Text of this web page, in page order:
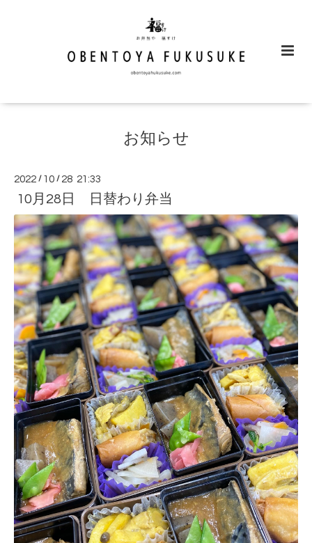
お知らせ
2022 / 10 / 28 21:33
10月28日 日替わり弁当